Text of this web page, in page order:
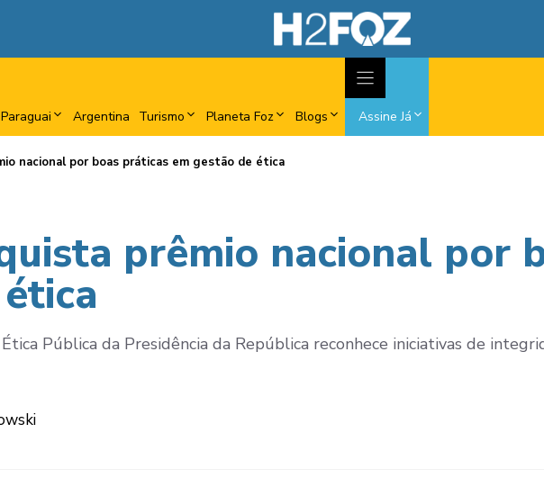
Paraguai Argentina Turismo Planeta Foz Blogs Assine Já
nacional por boas práticas em gestão de ética
prêmio nacional por
Pública da Presidência da República reconhece iniciativas de